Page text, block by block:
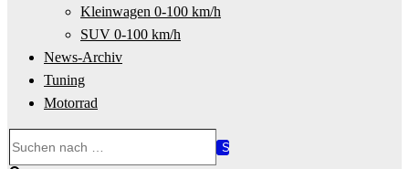
Kleinwagen 0-100 km/h
SUV 0-100 km/h
News-Archiv
Tuning
Motorrad
nach …